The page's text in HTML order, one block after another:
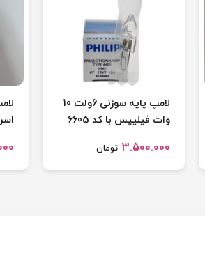
لامپ پایه سوزنی 6ولت 10
وات فیلیپس با کد 6605
تومان3.500.000